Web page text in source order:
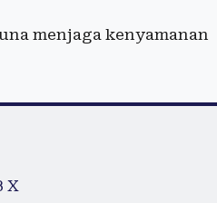
menjaga kenyamanan
X